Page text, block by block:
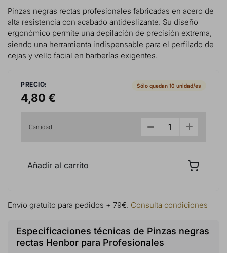
Pinzas negras rectas profesionales fabricadas en acero de
alta resistencia con acabado antideslizante. Su diseño
ergonómico permite una depilación de precisión extrema,
siendo una herramienta indispensable para el perfilado de
cejas y vello facial en barberías exigentes.
PRECIO:
4,80 €
Sólo quedan 10 unidad/es
Cantidad
Añadir al carrito
Envío gratuito para pedidos + 79€. Consulta condiciones
Especificaciones técnicas de Pinzas negras
rectas Henbor para Profesionales